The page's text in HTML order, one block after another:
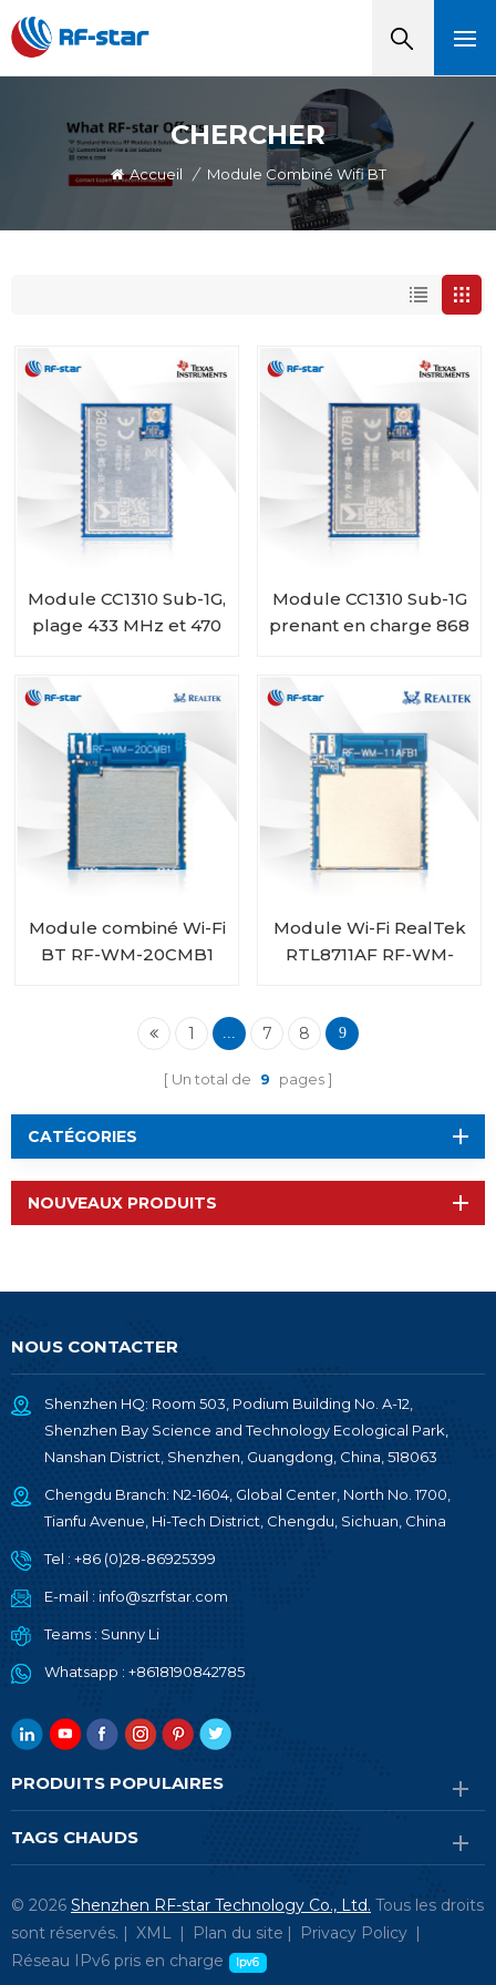
CHERCHER
Accueil / Module Combiné Wifi BT
Module CC1310 Sub-1G,
plage 433 MHz et 470
Module CC1310 Sub-1G
prenant en charge 868
Module combiné Wi-Fi
BT RF-WM-20CMB1
Module Wi-Fi RealTek
RTL8711AF RF-WM-
1 ... 7 8 9
Un total de 9 pages
CATÉGORIES
NOUVEAUX PRODUITS
NOUS CONTACTER
Shenzhen HQ: Room 503, Podium Building No. A-12,
Shenzhen Bay Science and Technology Ecological Park,
Nanshan District, Shenzhen, Guangdong, China, 518063
Chengdu Branch: N2-1604, Global Center, North No. 1700,
Tianfu Avenue, Hi-Tech District, Chengdu, Sichuan, China
Tel : +86 (0)28-86925399
E-mail : info@szrfstar.com
Teams : Sunny Li
Whatsapp : +8618190842785
PRODUITS POPULAIRES
TAGS CHAUDS
© 2026 Shenzhen RF-star Technology Co., Ltd. Tous les droits
sont réservés. | XML | Plan du site | Privacy Policy |
Réseau IPv6 pris en charge